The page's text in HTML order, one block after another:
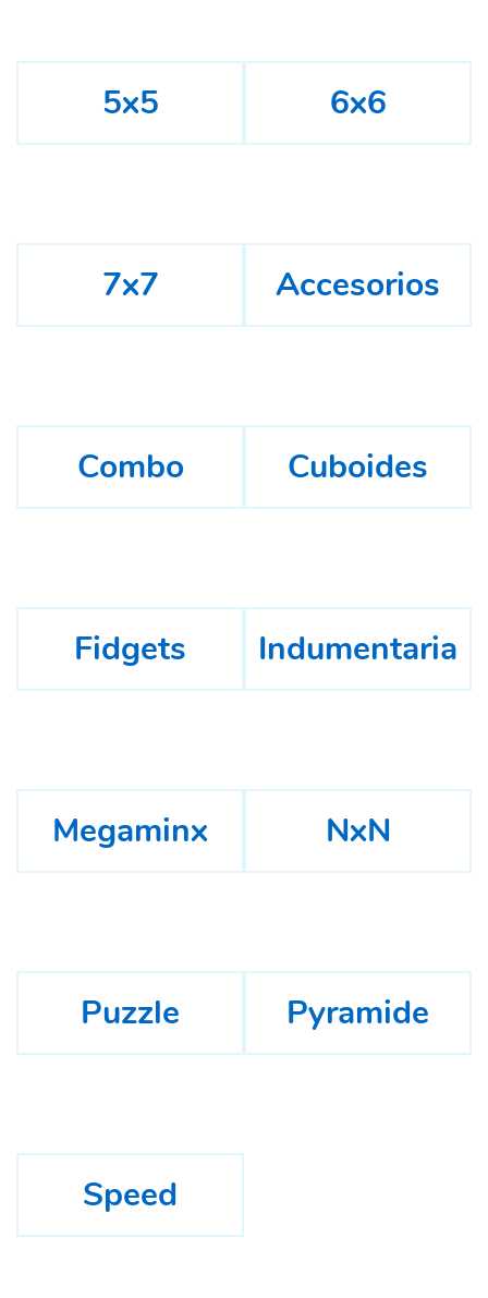
5x5 6x6
7x7 Accesorios
Combo Cuboides
Fidgets Indumentaria
Megaminx NxN
Puzzle Pyramide
Speed